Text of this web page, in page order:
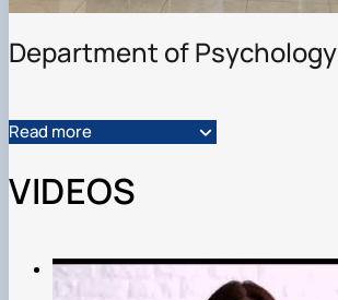
Department of Psychology
Read more
VIDEOS